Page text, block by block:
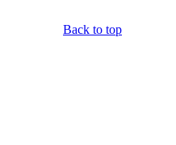
Back to top